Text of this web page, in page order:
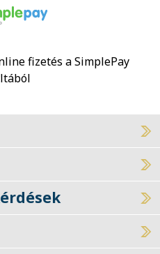
fizetés a SimplePay